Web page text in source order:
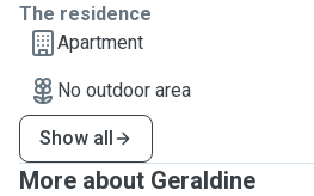
The residence
Apartment
No outdoor area
Show all
More about Geraldine